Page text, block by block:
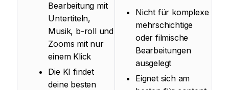
Bearbeitung mit
Untertiteln,
Musik, b-roll und
Zooms mit nur
einem Klick
Die KI findet
deine besten
Nicht für komplexe
mehrschichtige
oder filmische
Bearbeitungen
ausgelegt
Eignet sich am